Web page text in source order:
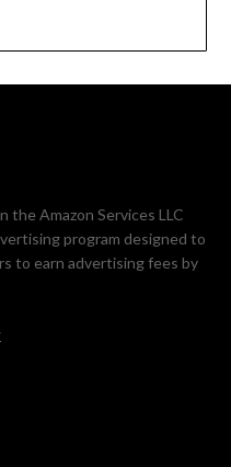
the Amazon Services LLC
program designed to
to earn advertising fees by